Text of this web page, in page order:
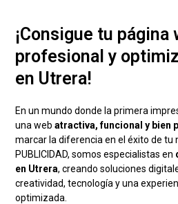
¡Consigue tu página
profesional y
en Utrera!
En un mundo donde la primera
una webatractiva, funcional y bien
marcar la diferencia en el éxito de tu
PUBLICIDAD, somos especialistas en
en Utrera, creando soluciones
creatividad, tecnología y una
optimizada.